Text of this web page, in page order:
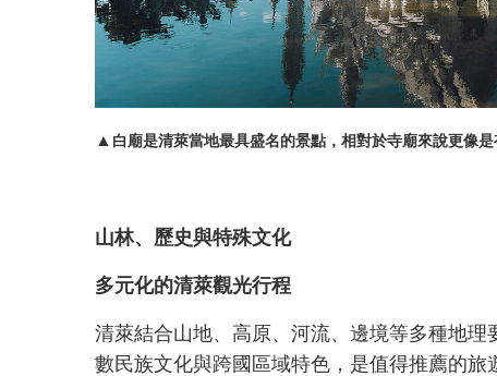
▲ 白廟是清萊當地最具盛名的景點，相對於寺廟來說更像是
山林、歷史與特殊文化
多元化的清萊觀光行程
清萊結合山地、高原、河流、邊境等多種地
數民族文化與跨國區域特色，是值得推薦的旅